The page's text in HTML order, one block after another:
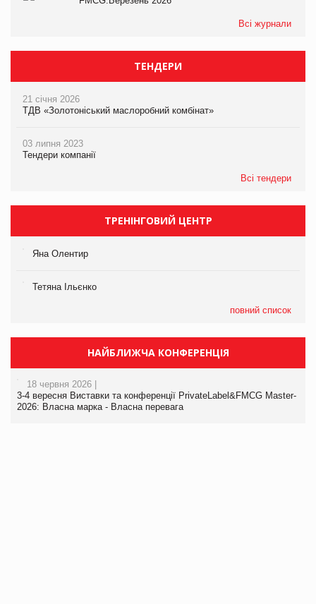
Всі журнали
ТЕНДЕРИ
21 січня 2026
ТДВ «Золотоніський маслоробний комбінат»
03 липня 2023
Тендери компанії
Всі тендери
ТРЕНІНГОВИЙ ЦЕНТР
Яна Олентир
Тетяна Ільєнко
повний список
НАЙБЛИЖЧА КОНФЕРЕНЦІЯ
18 червня 2026 |
3-4 вересня Виставки та конференції PrivateLabel&FMCG Master-
2026: Власна марка - Власна перевага